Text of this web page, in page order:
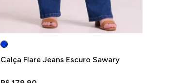
Calça Flare Jeans Escuro Sawary